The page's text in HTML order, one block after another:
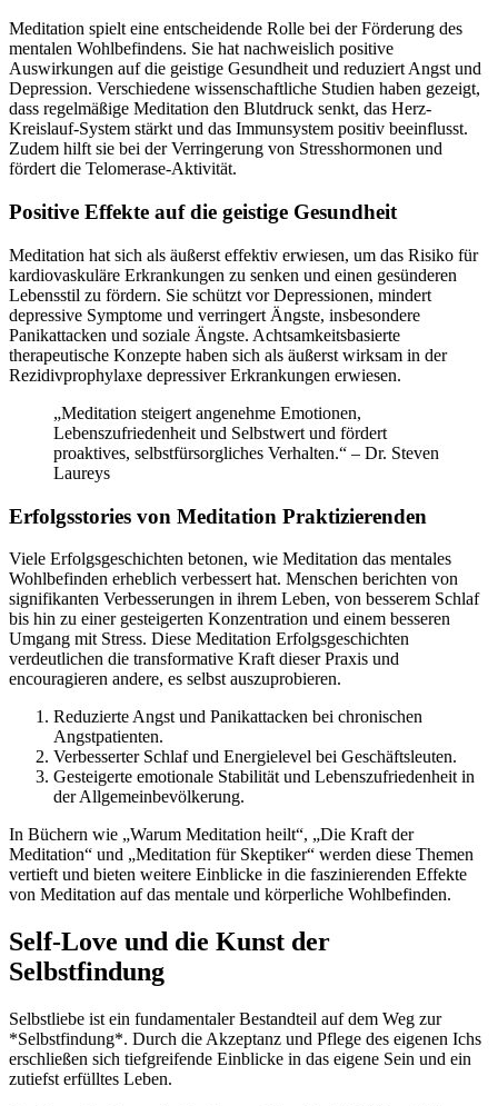
Meditation spielt eine entscheidende Rolle bei der Förderung des
mentalen Wohlbefindens. Sie hat nachweislich positive
Auswirkungen auf die geistige Gesundheit und reduziert Angst und
Depression. Verschiedene wissenschaftliche Studien haben gezeigt,
dass regelmäßige Meditation den Blutdruck senkt, das Herz-
Kreislauf-System stärkt und das Immunsystem positiv beeinflusst.
Zudem hilft sie bei der Verringerung von Stresshormonen und
fördert die Telomerase-Aktivität.
Positive Effekte auf die geistige Gesundheit
Meditation hat sich als äußerst effektiv erwiesen, um das Risiko für
kardiovaskuläre Erkrankungen zu senken und einen gesünderen
Lebensstil zu fördern. Sie schützt vor Depressionen, mindert
depressive Symptome und verringert Ängste, insbesondere
Panikattacken und soziale Ängste. Achtsamkeitsbasierte
therapeutische Konzepte haben sich als äußerst wirksam in der
Rezidivprophylaxe depressiver Erkrankungen erwiesen.
„Meditation steigert angenehme Emotionen,
Lebenszufriedenheit und Selbstwert und fördert
proaktives, selbstfürsorgliches Verhalten.“ – Dr. Steven
Laureys
Erfolgsstories von Meditation Praktizierenden
Viele Erfolgsgeschichten betonen, wie Meditation das mentales
Wohlbefinden erheblich verbessert hat. Menschen berichten von
signifikanten Verbesserungen in ihrem Leben, von besserem Schlaf
bis hin zu einer gesteigerten Konzentration und einem besseren
Umgang mit Stress. Diese Meditation Erfolgsgeschichten
verdeutlichen die transformative Kraft dieser Praxis und
encouragieren andere, es selbst auszuprobieren.
Reduzierte Angst und Panikattacken bei chronischen
Angstpatienten.
Verbesserter Schlaf und Energielevel bei Geschäftsleuten.
Gesteigerte emotionale Stabilität und Lebenszufriedenheit in
der Allgemeinbevölkerung.
In Büchern wie „Warum Meditation heilt“, „Die Kraft der
Meditation“ und „Meditation für Skeptiker“ werden diese Themen
vertieft und bieten weitere Einblicke in die faszinierenden Effekte
von Meditation auf das mentale und körperliche Wohlbefinden.
Self-Love und die Kunst der
Selbstfindung
Selbstliebe ist ein fundamentaler Bestandteil auf dem Weg zur
*Selbstfindung*. Durch die Akzeptanz und Pflege des eigenen Ichs
erschließen sich tiefgreifende Einblicke in das eigene Sein und ein
zutiefst erfülltes Leben.